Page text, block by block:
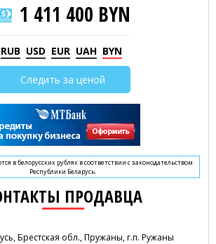
1 411 400 BYN
RUB USD EUR UAH BYN
Следить за ценой
в белорусских рублях в соответствии с законодательством
Республики Беларусь.
ПРОДАВЦА
Брестская обл., Пружаны, г.п. Ружаны